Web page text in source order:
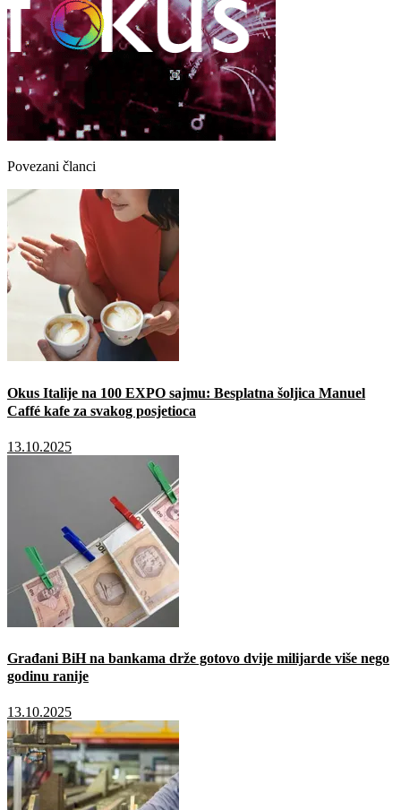
Povezani članci
Okus Italije na 100 EXPO sajmu: Besplatna šoljica Manuel
Caffé kafe za svakog posjetioca
13.10.2025
Građani BiH na bankama drže gotovo dvije milijarde više nego
godinu ranije
13.10.2025